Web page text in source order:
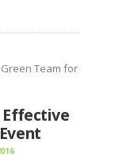
Effective